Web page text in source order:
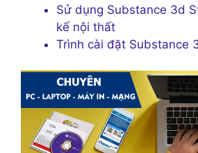
Sử dụng Substance 3d
kế nội thất
Trình cài đặt Substance